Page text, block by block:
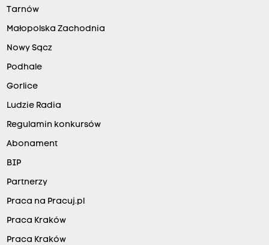
Tarnów
Małopolska Zachodnia
Nowy Sącz
Podhale
Gorlice
Ludzie Radia
Regulamin konkursów
Abonament
BIP
Partnerzy
Praca na Pracuj.pl
Praca Kraków
Praca Kraków